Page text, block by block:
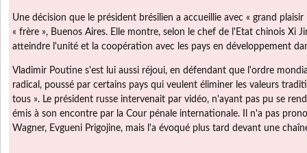
Une décision que le président brésilien a accueillie avec « grand
« frère », Buenos Aires. Elle montre, selon le chef de l'Etat chinois Xi
atteindre l'unité et la coopération avec les pays en développement
Vladimir Poutine s'est lui aussi réjoui, en défendant que l'ordre
radical, poussé par certains pays qui veulent éliminer les valeurs
tous ». Le président russe intervenait par vidéo, n'ayant pas pu se
émis à son encontre par la Cour pénale internationale. Il n'a pas
Wagner, Evgueni Prigojine, mais l'a évoqué plus tard devant une